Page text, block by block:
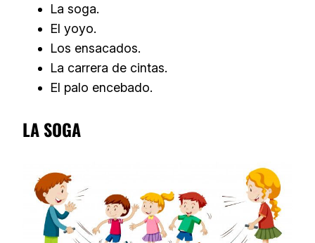
La soga.
El yoyo.
Los ensacados.
La carrera de cintas.
El palo encebado.
LA SOGA